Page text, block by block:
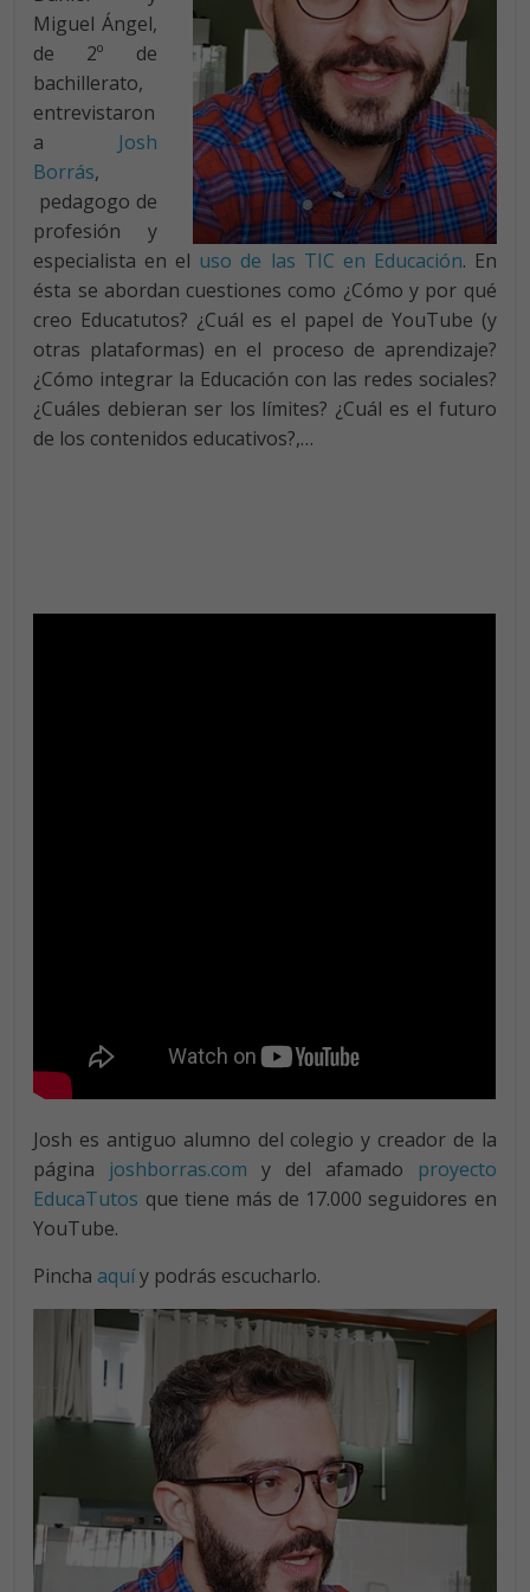
Miguel Ángel,
de 2º de
bachillerato,
entrevistaron
a Josh
Borrás,
pedagogo de
profesión y
especialista en el uso de las TIC en Educación. En
ésta se abordan cuestiones como ¿Cómo y por qué
creo Educatutos? ¿Cuál es el papel de YouTube (y
otras plataformas) en el proceso de aprendizaje?
¿Cómo integrar la Educación con las redes sociales?
¿Cuáles debieran ser los límites? ¿Cuál es el futuro
de los contenidos educativos?,…
Josh es antiguo alumno del colegio y creador de la
página joshborras.com y del afamado proyecto
EducaTutos que tiene más de 17.000 seguidores en
YouTube.
Pincha aquíy podrás escucharlo.